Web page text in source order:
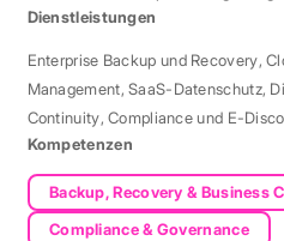
durch eine Niederlassung in
Dienstleistungen
Enterprise Backup und Recovery,
Management,SaaS-Datenschutz,
Continuity,Compliance und E-
Kompetenzen
Backup, Recovery & Business
Compliance & Governance